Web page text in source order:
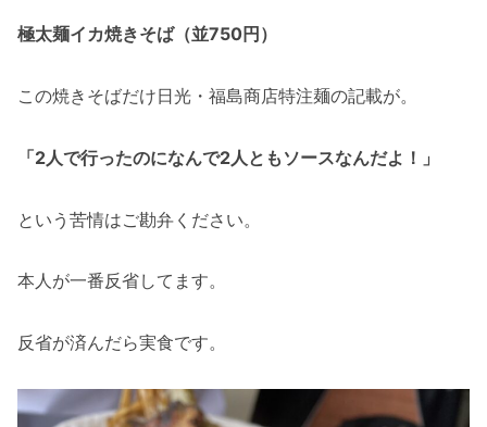
極太麺イカ焼きそば（並750円）
この焼きそばだけ日光・福島商店特注麺の記載が。
「2人で行ったのになんで2人ともソースなんだよ！」
という苦情はご勘弁ください。
本人が一番反省してます。
反省が済んだら実食です。